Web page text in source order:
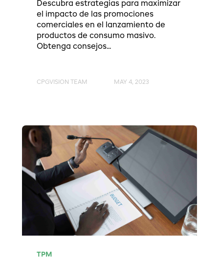
Descubra estrategias para maximizar
el impacto de las promociones
comerciales en el lanzamiento de
productos de consumo masivo.
Obtenga consejos...
CPGVISION TEAM MAY 4, 2023
TPM